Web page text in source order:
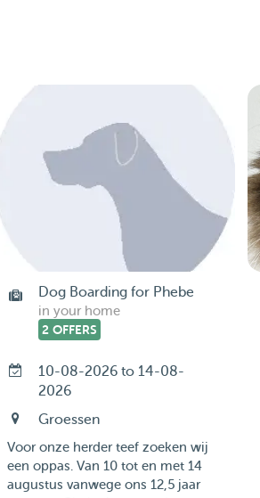
Dog Boarding for Phebe
in your home
2 OFFERS
10-08-2026 to 14-08-
2026
Groessen
Voor onze herder teef zoeken wij
een oppas. Van 10 tot en met 14
augustus vanwege ons 12,5 jaar